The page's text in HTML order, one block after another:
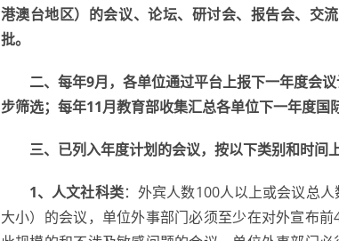
港澳台地区）的会议、论坛、研讨会、报告会、交
批。
二、每年9月，各单位通过平台上报下一年度会
步筛选；每年11月教育部收集汇总各单位下一年度国
三、已列入年度计划的会议，按以下类别和时间
1、人文社科类：外宾人数100人以上或会议总
大小）的会议，单位外事部门必须至少在对外宣布